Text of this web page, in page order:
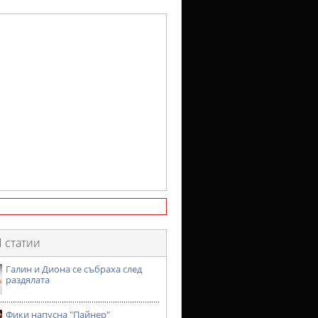
Галин и Диона се събраха след
раздялата
Фики напусна "Пайнер"